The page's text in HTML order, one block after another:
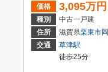
価格 3,095万円
種別
中古一戸建
住所
滋賀県栗東市岡
交通
草津駅
徒歩25分